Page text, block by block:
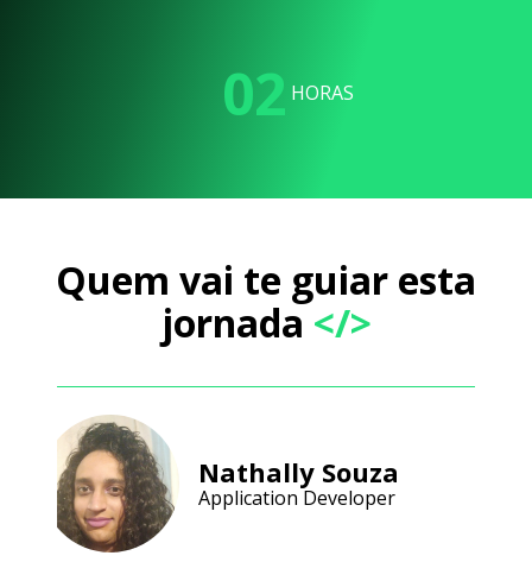
02 HORAS
Quem vai te guiar esta
jornada </>
Nathally Souza
Application Developer